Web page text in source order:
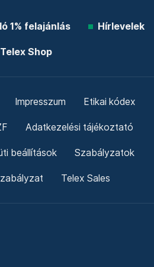
1% felajánlás Hírlevelek
Telex Shop
Impresszum Etikai kódex
Adatkezelési tájékoztató
beállítások Szabályzatok
Telex Sales